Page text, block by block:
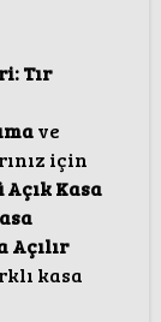
Tır
ve
için
Açık Kasa
Açılır
kasa